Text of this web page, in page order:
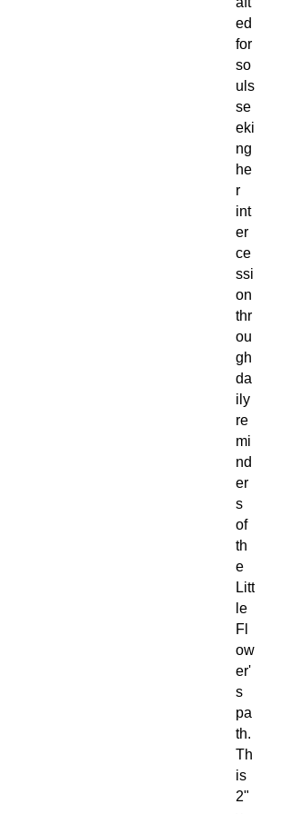
ed
for
so
uls
se
eki
ng
he
r
int
er
ce
ssi
on
thr
ou
gh
da
ily
re
mi
nd
er
s
of
th
e
Litt
le
Fl
ow
er'
s
pa
th.
Th
is
2"